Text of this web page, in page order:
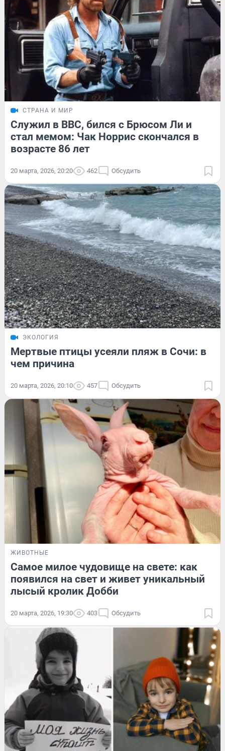
СТРАНА И МИР
Служил в ВВС, бился с Брюсом Ли и
стал мемом: Чак Норрис скончался в
возрасте 86 лет
20 марта, 2026, 20:20 462 Обсудить
ЭКОЛОГИЯ
Мертвые птицы усеяли пляж в Сочи: в
чем причина
20 марта, 2026, 20:10 457 Обсудить
ЖИВОТНЫЕ
Самое милое чудовище на свете: как
появился на свет и живет уникальный
лысый кролик Добби
20 марта, 2026, 19:30 403 Обсудить